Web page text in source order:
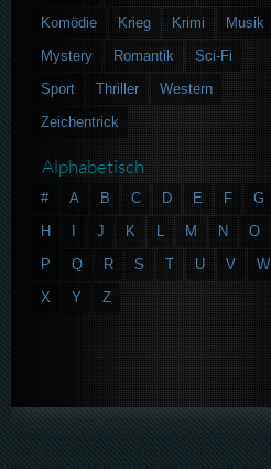
Komödie
Krieg Krimi
Musik
Mystery
Romantik
Sci-Fi
Sport
Thriller
Western
Zeichentrick
Alphabetisch
# A B C D E F
G
H
J K L M N
O
P
Q R S T U V
W
X
Y Z